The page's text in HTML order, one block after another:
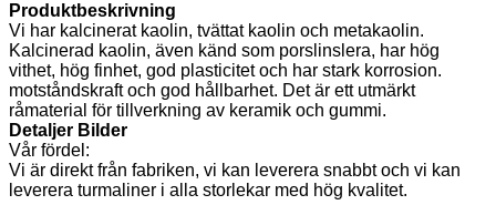
Produktbeskrivning
Vi har kalcinerat kaolin, tvättat kaolin och metakaolin.
Kalcinerad kaolin, även känd som porslinslera, har hög
vithet, hög finhet, god plasticitet och har stark korrosion.
motståndskraft och god hållbarhet. Det är ett utmärkt
råmaterial för tillverkning av keramik och gummi.
Detaljer Bilder
Vår fördel:
Vi är direkt från fabriken, vi kan leverera snabbt och vi kan
leverera turmaliner i alla storlekar med hög kvalitet.